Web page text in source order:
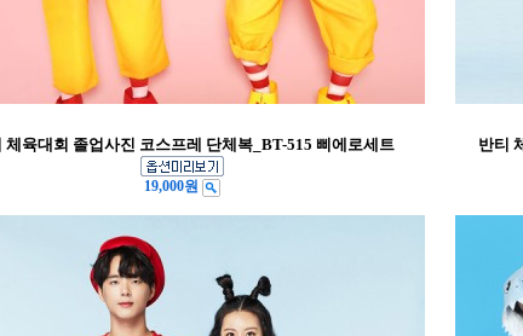
체육대회 졸업사진 코스프레 단체복_BT-515 삐에로세트
19,000원
반티